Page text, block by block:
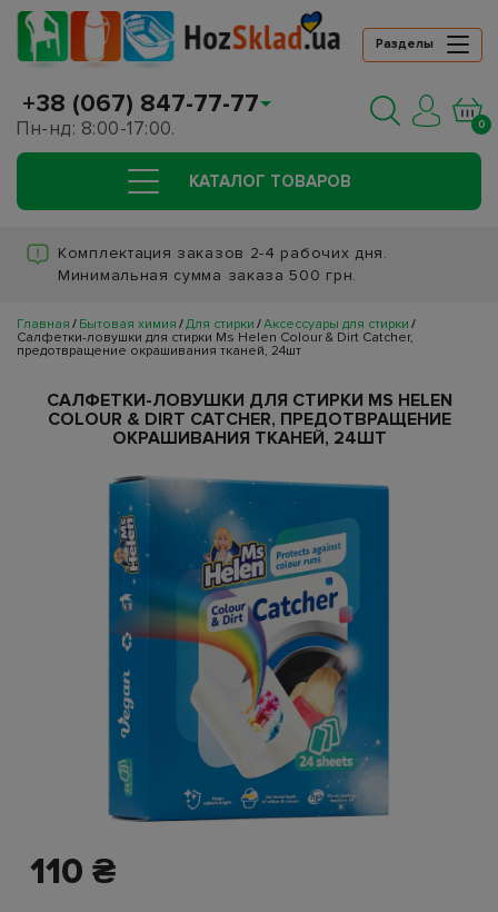
Разделы
+38 (067) 847-77-77
Пн-нд: 8:00-17:00. 0
КАТАЛОГ ТОВАРОВ
Комплектация заказов 2-4 рабочих дня.
Минимальная сумма заказа 500 грн.
Главная Бытовая химия Для стирки Аксессуары для стирки
Салфетки-ловушки для стирки Ms Helen Colour & Dirt Catcher,
предотвращение окрашивания тканей, 24шт
САЛФЕТКИ-ЛОВУШКИ ДЛЯ СТИРКИ MS HELEN
COLOUR & DIRT CATCHER, ПРЕДОТВРАЩЕНИЕ
ОКРАШИВАНИЯ ТКАНЕЙ, 24ШТ
110 ₴